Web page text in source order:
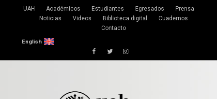
UAH Académicos Estudiantes Egresados
Prensa
Noticias
Videos Biblioteca digital
Cuadernos
Contacto
English
FacebookTwitterInstagram